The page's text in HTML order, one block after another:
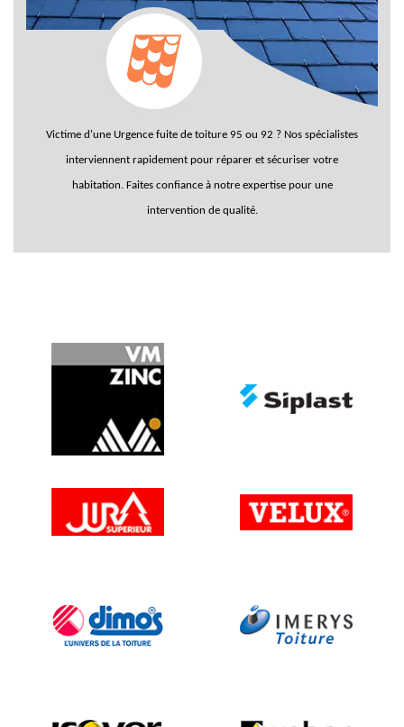
Victime d'une Urgence fuite de toiture 95 ou 92 ? Nos spécialistes
interviennent rapidement pour réparer et sécuriser votre
habitation. Faites confiance à notre expertise pour une
intervention de qualité.